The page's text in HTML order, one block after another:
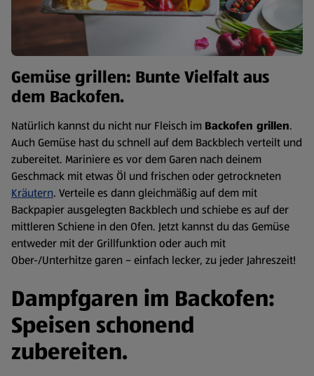
Gemüse grillen: Bunte Vielfalt aus
dem Backofen.
Natürlich kannst du nicht nur Fleisch im Backofen grillen.
Auch Gemüse hast du schnell auf dem Backblech verteilt und
zubereitet. Mariniere es vor dem Garen nach deinem
Geschmack mit etwas Öl und frischen oder getrockneten
Kräutern. Verteile es dann gleichmäßig auf dem mit
Backpapier ausgelegten Backblech und schiebe es auf der
mittleren Schiene in den Ofen. Jetzt kannst du das Gemüse
entweder mit der Grillfunktion oder auch mit
Ober-/Unterhitze garen – einfach lecker, zu jeder Jahreszeit!
Dampfgaren im Backofen:
Speisen schonend
zubereiten.